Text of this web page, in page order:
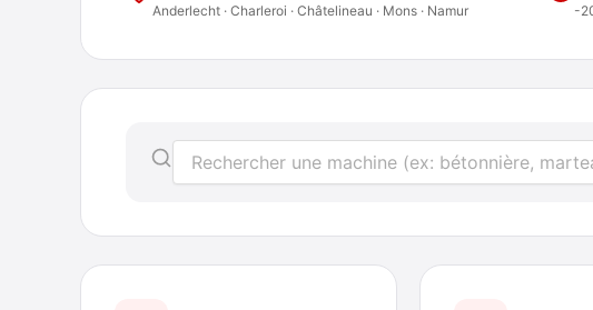
Anderlecht · Charleroi · Châtelineau · Mons · Namur -